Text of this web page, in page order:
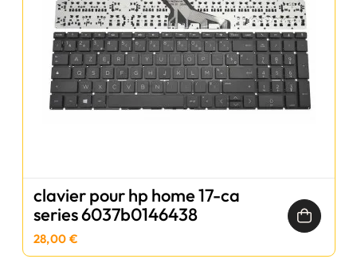
clavier pour hp home 17-ca
series 6037b0146438
28,00 €